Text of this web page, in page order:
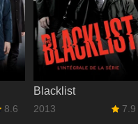
8.6
Blacklist
2013 7.9